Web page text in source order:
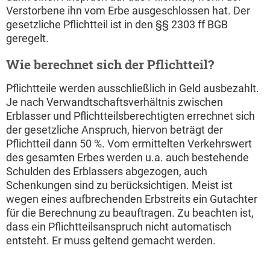
Verstorbene ihn vom Erbe ausgeschlossen hat. Der
gesetzliche Pflichtteil ist in den §§ 2303 ff BGB
geregelt.
Wie berechnet sich der Pflichtteil?
Pflichtteile werden ausschließlich in Geld ausbezahlt.
Je nach Verwandtschaftsverhältnis zwischen
Erblasser und Pflichtteilsberechtigten errechnet sich
der gesetzliche Anspruch, hiervon beträgt der
Pflichtteil dann 50 %. Vom ermittelten Verkehrswert
des gesamten Erbes werden u.a. auch bestehende
Schulden des Erblassers abgezogen, auch
Schenkungen sind zu berücksichtigen. Meist ist
wegen eines aufbrechenden Erbstreits ein Gutachter
für die Berechnung zu beauftragen. Zu beachten ist,
dass ein Pflichtteilsanspruch nicht automatisch
entsteht. Er muss geltend gemacht werden.